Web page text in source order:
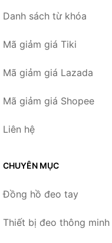
Danh sách từ khóa
Mã giảm giá Tiki
Mã giảm giá Lazada
Mã giảm giá Shopee
Liên hệ
CHUYÊN MỤC
Đồng hồ đeo tay
Thiết bị đeo thông minh